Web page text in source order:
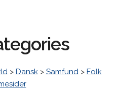
> Dansk> Samfund> Folk